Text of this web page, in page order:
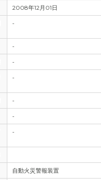
2008年12月01日
-
-
-
-
-
-
-
自動火災警報装置